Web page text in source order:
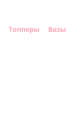
Топперы
Вазы